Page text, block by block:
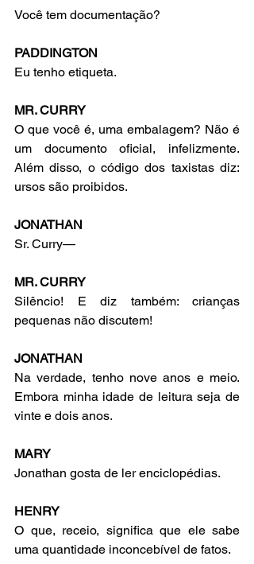
Você tem documentação?
PADDINGTON
Eu tenho etiqueta.
MR. CURRY
O que você é, uma embalagem? Não é
um documento oficial, infelizmente.
Além disso, o código dos taxistas diz:
ursos são proibidos.
JONATHAN
Sr. Curry—
MR. CURRY
Silêncio! E diz também: crianças
pequenas não discutem!
JONATHAN
Na verdade, tenho nove anos e meio.
Embora minha idade de leitura seja de
vinte e dois anos.
MARY
Jonathan gosta de ler enciclopédias.
HENRY
O que, receio, significa que ele sabe
uma quantidade inconcebível de fatos.